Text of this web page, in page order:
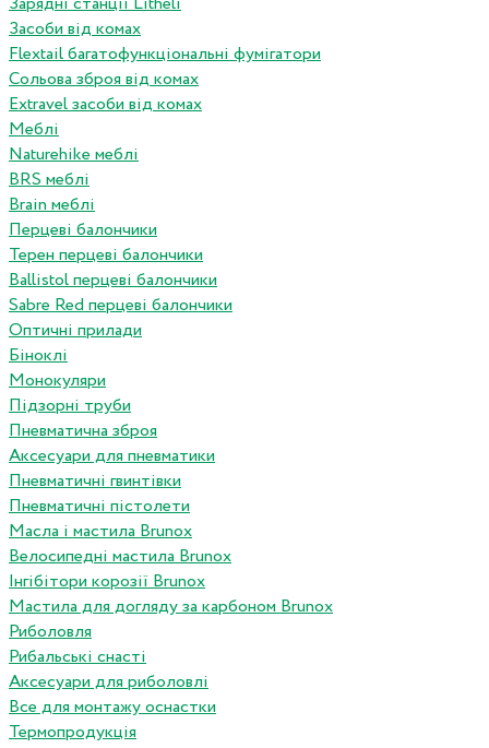
Засоби від комах
Flextail багатофункціональні фумігатори
Сольова зброя від комах
Extravel засоби від комах
Меблі
Naturehike меблі
BRS меблі
Brain меблі
Перцеві балончики
Терен перцеві балончики
Ballistol перцеві балончики
Sabre Red перцеві балончики
Оптичні прилади
Біноклі
Монокуляри
Підзорні труби
Пневматична зброя
Аксесуари для пневматики
Пневматичні гвинтівки
Пневматичні пістолети
Масла і мастила Brunox
Велосипедні мастила Brunox
Інгібітори корозії Brunox
Мастила для догляду за карбоном Brunox
Риболовля
Рибальські снасті
Аксесуари для риболовлі
Все для монтажу оснастки
Термопродукція